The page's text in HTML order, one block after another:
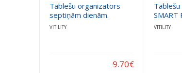
Tablešu organizators
septiņām dienām.
VITILITY
9.70€
SMART
VITILITY